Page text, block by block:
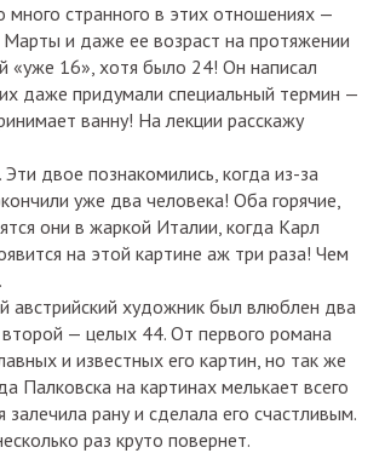
странного в этих отношениях —
и даже ее возраст на протяжении
«уже 16», хотя было 24! Он написал
даже придумали специальный термин —
ванну! На лекции расскажу
двое познакомились, когда из-за
уже два человека! Оба горячие,
они в жаркой Италии, когда Карл
на этой картине аж три раза! Чем
австрийский художник был влюблен два
— целых 44. От первого романа
и известных его картин, но так же
Палковска на картинах мелькает всего
рану и сделала его счастливым.
раз круто повернет.